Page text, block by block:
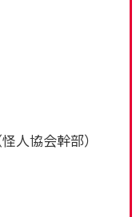
人協会幹部）